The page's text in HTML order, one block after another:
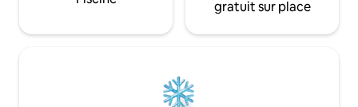
gratuit sur place